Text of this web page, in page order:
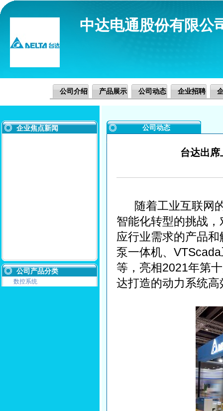
中达电通股份有限公
公司介绍 产品展示 公司动态 企业招聘
企业焦点新闻
公司产品分类
数控系统
公司动态
台达出
随着工业互联网的
智能化转型的挑战
应行业需求的产品
泵一体机、
等，亮相2021年第
达打造的动力系统